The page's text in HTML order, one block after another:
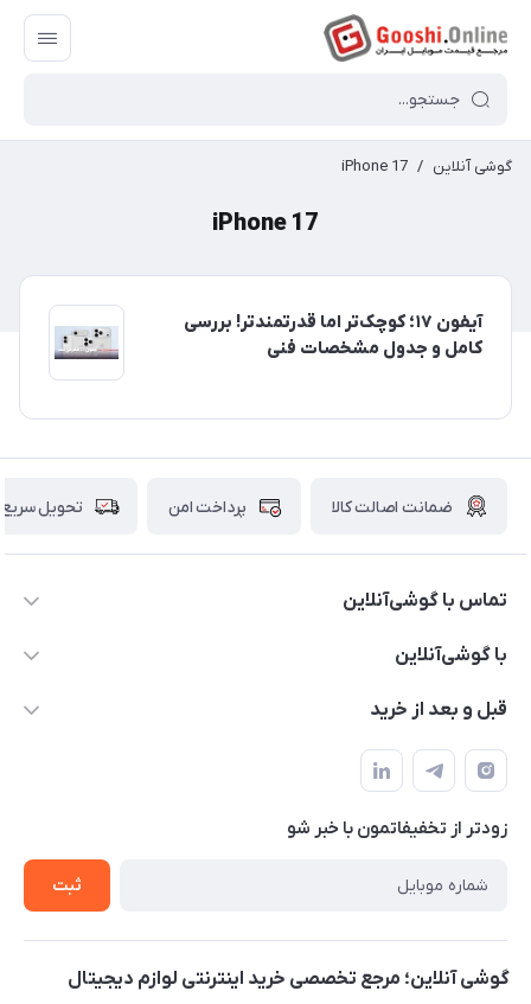
گوشی آنلاین /
iPhone 17
iPhone 17
آیفون ۱۷؛ کوچک‌تر اما قدرتمندتر! بررسی
کامل و جدول مشخصات فنی
ضمانت اصالت کالا پرداخت امن تحویل سریع
تماس با گوشی‌آنلاین
۰۲۱91001221
با گوشی‌آنلاین
درباره ما
حساب کاربری
حریم خصوصی
بلاگ
قبل و بعد از خرید
نحوه خرید از گوشی آنلاین
شرایط ضمانت هفت روزه
روش ارسال کالا در گوشی آنلاین
روش بازگردانی کالا
زودتر از تخفیفاتمون با خبر شو
ثبت
گوشی آنلاین؛ مرجع تخصصی خرید اینترنتی لوازم دیجیتال